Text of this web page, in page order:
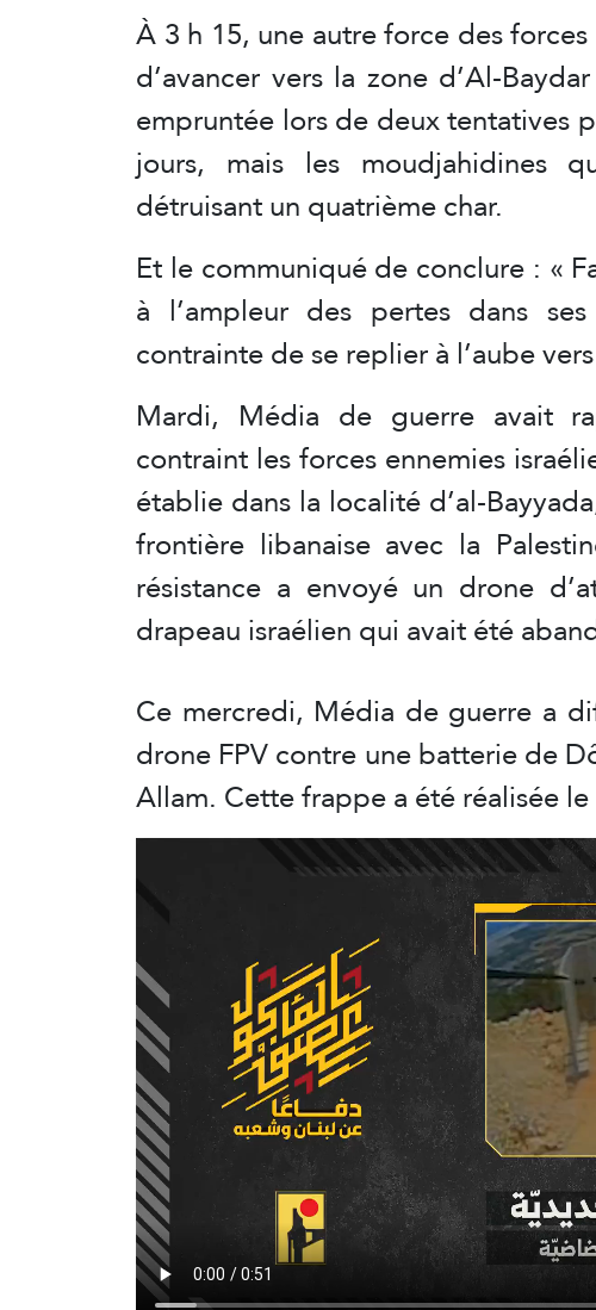
À 3 h 15, une autre force des
d’avancer vers la zone d’Al-
empruntée lors de deux tentatives
jours, mais les moudjahidines
détruisant un quatrième char.
Et le communiqué de conclure : «
à l’ampleur des pertes dans
contrainte de se replier à l’aube
Mardi, Média de guerre avait
contraint les forces ennemies
établie dans la localité d’al-
frontière libanaise avec la
résistance a envoyé un drone
drapeau israélien qui avait été
Ce mercredi, Média de guerre a
drone FPV contre une batterie de
Allam. Cette frappe a été réalisée